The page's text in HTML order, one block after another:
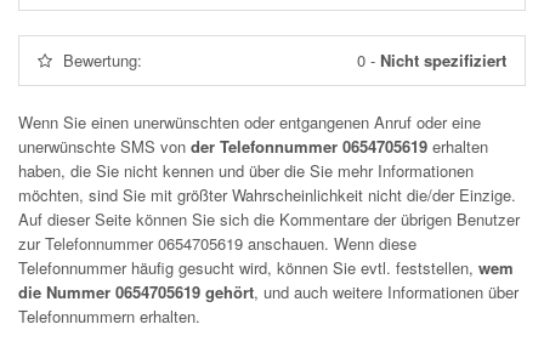
Bewertung: 0 - Nicht spezifiziert
Wenn Sie einen unerwünschten oder entgangenen Anruf oder eine
unerwünschte SMS von der Telefonnummer 0654705619 erhalten
haben, die Sie nicht kennen und über die Sie mehr Informationen
möchten, sind Sie mit größter Wahrscheinlichkeit nicht die/der Einzige.
Auf dieser Seite können Sie sich die Kommentare der übrigen Benutzer
zur Telefonnummer0654705619 anschauen. Wenn diese
Telefonnummer häufig gesucht wird, können Sie evtl. feststellen, wem
die Nummer 0654705619 gehört, und auch weitere Informationen über
Telefonnummern erhalten.